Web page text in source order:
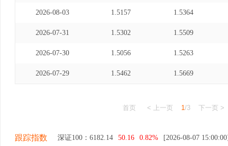
2026-08-03 1.5157 1.5364
2026-07-31 1.5302 1.5509
2026-07-30 1.5056 1.5263
2026-07-29 1.5462 1.5669
首页 < 上一页 1/3 下一页 >
跟踪指数 深证100： 6182.14 50.16 0.82% [2026-08-07